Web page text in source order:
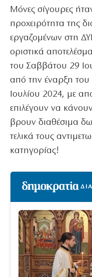
Μόνες σίγουρες
προχειρότητα της
εργαζομένων στη
οριστικά
του Σαββάτου 29
από την έναρξη
Ιουλίου 2024, με
επιλέγουν να
βρουν διαθέσιμα
τελικά τους
κατηγορίας!